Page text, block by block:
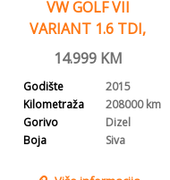
VW GOLF VII
VARIANT 1.6 TDI,
2015 GOD,
14.999KM
Godište
2015
Kilometraža
208000 km
Gorivo
Dizel
Boja
Siva